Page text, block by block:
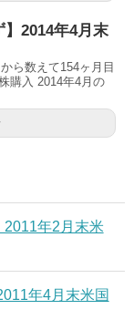
】2014年4月末
ら数えて154ヶ月目
購入 2014年4月の
2011年2月末米
年4月末米国